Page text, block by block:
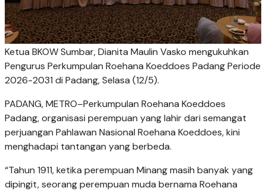
Ketua BKOW Sumbar, Dianita Maulin Vasko mengukuhkan
Pengurus Perkumpulan Roehana Koeddoes Padang Periode
2026-2031 di Padang, Selasa (12/5).
PADANG, METRO–Perkumpulan Roehana Koeddoes
Padang, organisasi perempuan yang lahir dari semangat
perjuangan Pahlawan Nasional Roehana Koeddoes, kini
menghadapi tantangan yang berbeda.
“Tahun 1911, ketika perempuan Minang masih banyak yang
dipingit, seorang perempuan muda bernama Roehana